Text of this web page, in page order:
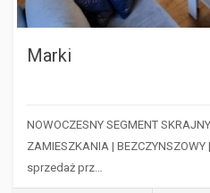
Marki
NOWOCZESNY SEGMENT
ZAMIESZKANIA |
sprzedaż prz…